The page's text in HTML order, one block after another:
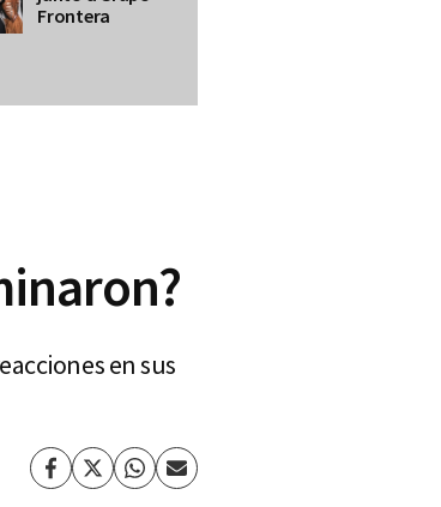
Frontera
en sus
Facebook
TwitterWhatsapp
Enviar